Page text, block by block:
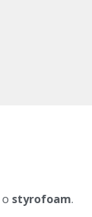
o styrofoam.